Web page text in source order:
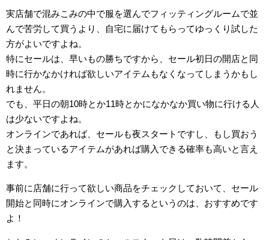
実店舗で混みこみの中で服を選んでフィッティングルームで並
んで苦労して買うより、自宅に届けてもらってゆっくり試した
方がよいですよね。
特にセールは、早いもの勝ちですから、セール初日の開店と同
時に行かなかければ欲しいアイテムもなくなってしまうかもし
れません。
でも、平日の朝10時とか11時とかになかなか買い物に行ける人
は少ないですよね。
オンラインであれば、セールも夜スタートですし、もし買おう
と決まっているアイテムがあれば購入できる確率も高いと言え
ます。
事前に店舗に行って欲しい商品をチェックしておいて、セール
開始と同時にオンラインで購入するというのは、おすすめです
よ！